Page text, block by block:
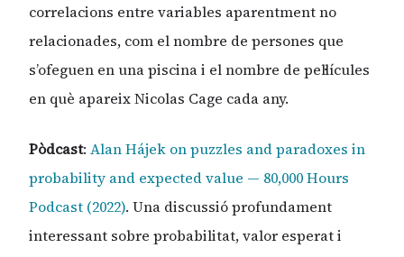
correlacions entre variables aparentment no
relacionades, com el nombre de persones que
s’ofeguen en una piscina i el nombre de pel·lícules
en què apareix Nicolas Cage cada any.
Pòdcast: Alan Hájek on puzzles and paradoxes in
probability and expected value — 80,000 Hours
Podcast (2022). Una discussió profundament
interessant sobre probabilitat, valor esperat i